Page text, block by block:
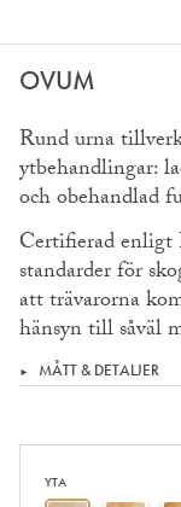
OVUM
Rund urna
ytbehandlingar:
och obehandlad
Certifierad
standarder för
att trävarorna
hänsyn till såväl
MÅTT & DETALJER
YTA